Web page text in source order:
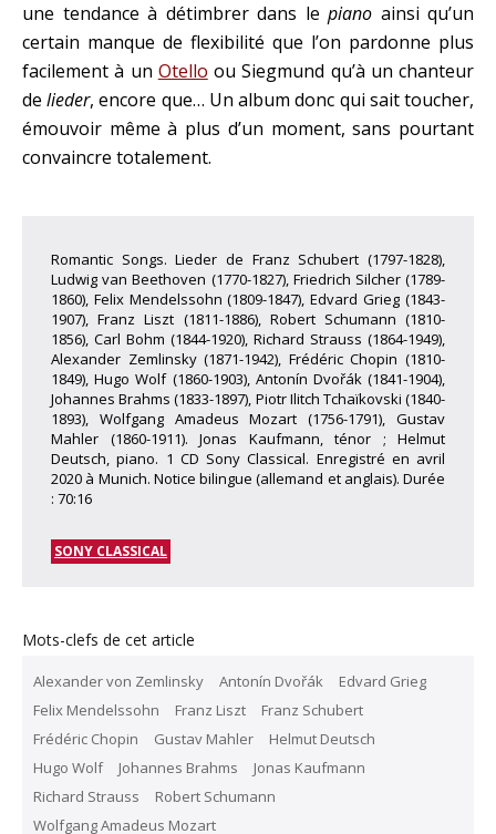
une tendance à détimbrer dans le piano ainsi qu’un
certain manque de flexibilité que l’on pardonne plus
facilement à un Otello ou Siegmund qu’à un chanteur
delieder, encore que… Un album donc qui sait toucher,
émouvoir même à plus d’un moment, sans pourtant
convaincre totalement.
Romantic Songs. Lieder de Franz Schubert (1797-1828),
Ludwig van Beethoven (1770-1827), Friedrich Silcher (1789-
1860), Felix Mendelssohn (1809-1847), Edvard Grieg (1843-
1907), Franz Liszt (1811-1886), Robert Schumann (1810-
1856), Carl Bohm (1844-1920), Richard Strauss (1864-1949),
Alexander Zemlinsky (1871-1942), Frédéric Chopin (1810-
1849), Hugo Wolf (1860-1903), Antonín Dvořák (1841-1904),
Johannes Brahms (1833-1897), Piotr Ilitch Tchaïkovski (1840-
1893), Wolfgang Amadeus Mozart (1756-1791), Gustav
Mahler (1860-1911). Jonas Kaufmann, ténor ; Helmut
Deutsch, piano. 1 CD Sony Classical. Enregistré en avril
2020 à Munich. Notice bilingue (allemand et anglais). Durée
: 70:16
SONY CLASSICAL
Mots-clefs de cet article
Alexander von Zemlinsky Antonín Dvořák
Edvard Grieg
Felix Mendelssohn
Franz Liszt
Franz Schubert
Frédéric Chopin
Gustav Mahler
Helmut Deutsch
Hugo Wolf
Johannes Brahms
Jonas Kaufmann
Richard Strauss
Robert Schumann
Wolfgang Amadeus Mozart